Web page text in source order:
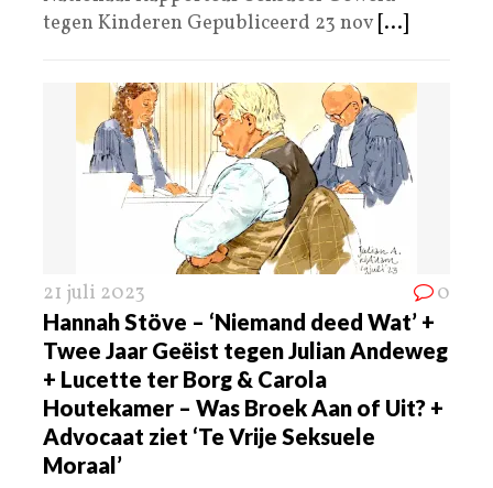
tegen Kinderen Gepubliceerd 23 nov [...]
21 juli 2023 0
Hannah Stöve – ‘Niemand deed Wat’ +
Twee Jaar Geëist tegen Julian Andeweg
+ Lucette ter Borg & Carola
Houtekamer – Was Broek Aan of Uit? +
Advocaat ziet ‘Te Vrije Seksuele
Moraal’